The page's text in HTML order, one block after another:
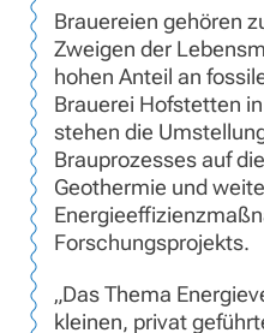
Brauereien gehören
Zweigen der
hohen Anteil an
Brauerei Hofstetten
stehen die
Brauprozesses auf
Geothermie und
Forschungsprojekts.
„Das Thema
kleinen, privat